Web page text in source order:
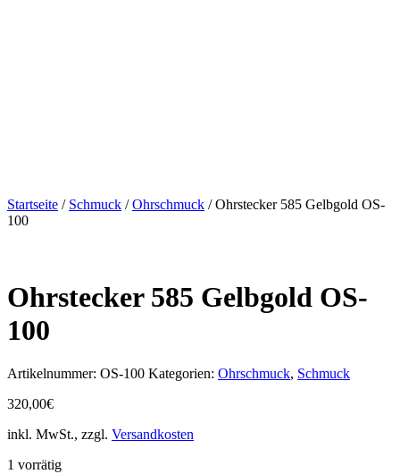
Startseite / Schmuck /Ohrschmuck / Ohrstecker 585 Gelbgold OS-
100
Ohrstecker 585 Gelbgold OS-
100
Artikelnummer: OS-100 Kategorien: Ohrschmuck, Schmuck
320,00€
inkl. MwSt., zzgl. Versandkosten
1 vorrätig